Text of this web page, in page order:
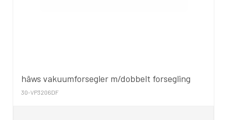
hâws vakuumforsegler m/dobbelt forsegling
30-VP3206DF